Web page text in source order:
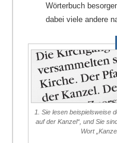
Wörterbuch
dabei viele andere
1. Sie lesen beispielsweise
auf der Kanzel“, und Sie
Wort